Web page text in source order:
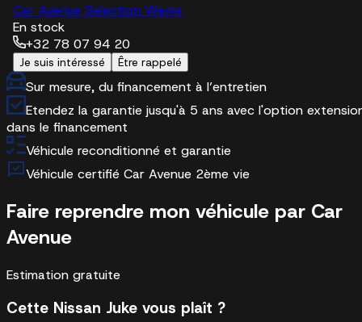
Car Avenue Selection Wavre
En stock
+32 78 07 94 20
Je suis intéressé Être rappelé
Sur mesure, du financement à l’entretien
Etendez la garantie jusqu'à 5 ans avec l'option
dans le financement
Véhicule reconditionné et garantie
Véhicule certifié Car Avenue 2ème vie
Faire reprendre mon véhicule par Car
Avenue
Estimation gratuite
Cette Nissan Juke vous plaît ?